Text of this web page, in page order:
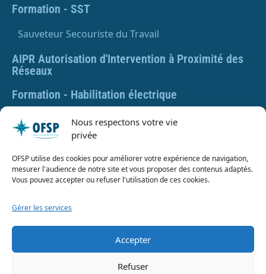
Nous respectons votre vie
privée
OFSP utilise des cookies pour améliorer votre expérience de navigation,
mesurer l'audience de notre site et vous proposer des contenus adaptés.
Vous pouvez accepter ou refuser l'utilisation de ces cookies.
Gérer les services
Accepter
Refuser
Formation - SST
Sauveteur Secouriste du Travail
AIPR Autorisation d'Intervention à Proximité des
Réseaux
Formation - Habilitation électrique
Formation - Gestes et postures
Formation Gestes et Postures - Prévention des TMS
PLAQUETTE DE PRÉSENTATION OFSP
Numéro de déclaration d’activité : 84 01 01924 01 auprès
agrément de l’État.